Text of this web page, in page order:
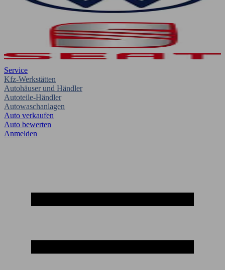
Service
Kfz-Werkstätten
Autohäuser und Händler
Autoteile-Händler
Autowaschanlagen
Auto verkaufen
Auto bewerten
Anmelden